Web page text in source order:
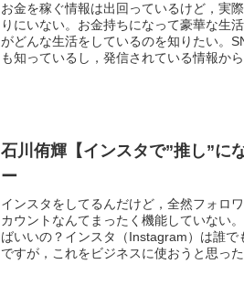
お金を稼ぐ情報は出回っているけど，実
りにいない。お金持ちになって豪華な生
がどんな生活をしているのを知りたい。
も知っているし，発信されている情報か
石川侑輝【インスタで”推し”に
ー
インスタをしてるんだけど，全然フォロ
カウントなんてまったく機能していない
ばいいの？インスタ（Instagram）は誰で
ですが，これをビジネスに使おうと思っ